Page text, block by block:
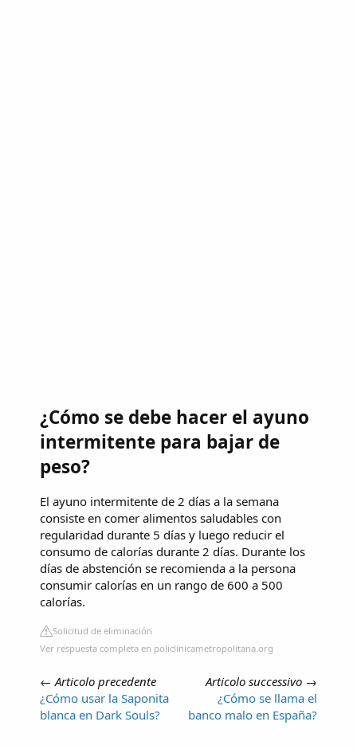
¿Cómo se debe hacer el ayuno
intermitente para bajar de
peso?
El ayuno intermitente de 2 días a la semana
consiste en comer alimentos saludables con
regularidad durante 5 días y luego reducir el
consumo de calorías durante 2 días. Durante los
días de abstención se recomienda a la persona
consumir calorías en un rango de 600 a 500
calorías.
Solicitud de eliminación
Ver respuesta completa en policlinicametropolitana.org
←Articolo precedente
¿Cómo usar la Saponita
blanca en Dark Souls?
Articolo successivo →
¿Cómo se llama el
banco malo en España?